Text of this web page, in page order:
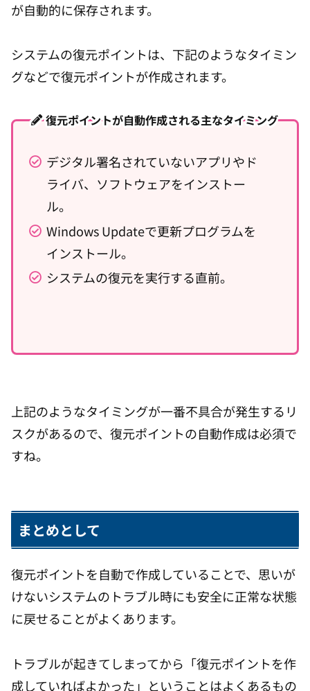
が自動的に保存されます。
システムの復元ポイントは、下記のようなタイミン
グなどで復元ポイントが作成されます。
復元ポイントが自動作成される主なタイミング
デジタル署名されていないアプリやド
ライバ、ソフトウェアをインストー
ル。
Windows Updateで更新プログラムを
インストール。
システムの復元を実行する直前。
上記のようなタイミングが一番不具合が発生するリ
スクがあるので、復元ポイントの自動作成は必須で
すね。
まとめとして
復元ポイントを自動で作成していることで、思いが
けないシステムのトラブル時にも安全に正常な状態
に戻せることがよくあります。
トラブルが起きてしまってから「復元ポイントを作
成していればよかった」ということはよくあるもの